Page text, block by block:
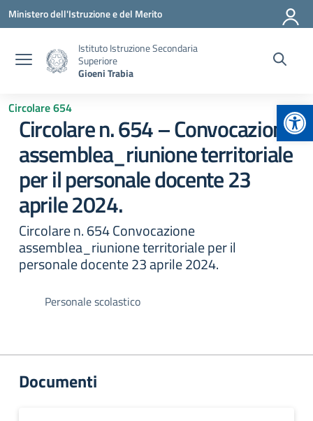
Vai ai contenuti
Vai al menu di navigazione
Vai al footer
Ministero dell'Istruzione e del Merito
Istituto Istruzione Secondaria
Superiore
Gioeni Trabia
Circolare 654
Circolare n. 654 – Convocazione
assemblea_riunione territoriale
per il personale docente 23
aprile 2024.
Circolare n. 654 Convocazione
assemblea_riunione territoriale per il
personale docente 23 aprile 2024.
Personale scolastico
Documenti